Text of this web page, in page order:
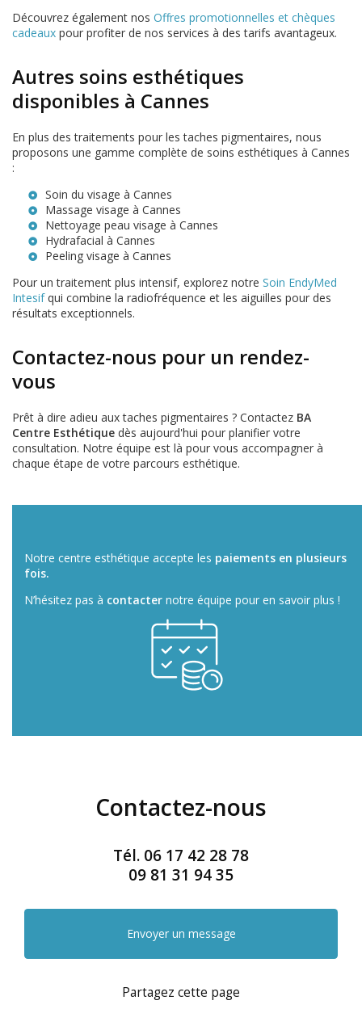
Découvrez également nos Offres promotionnelles et chèques
cadeaux pour profiter de nos services à des tarifs avantageux.
Autres soins esthétiques
disponibles à Cannes
En plus des traitements pour les taches pigmentaires, nous
proposons une gamme complète de soins esthétiques à Cannes
:
Soin du visage à Cannes
Massage visage à Cannes
Nettoyage peau visage à Cannes
Hydrafacial à Cannes
Peeling visage à Cannes
Pour un traitement plus intensif, explorez notre Soin EndyMed
Intesifqui combine la radiofréquence et les aiguilles pour des
résultats exceptionnels.
Contactez-nous pour un rendez-
vous
Prêt à dire adieu aux taches pigmentaires ? Contactez BA
Centre Esthétique dès aujourd'hui pour planifier votre
consultation. Notre équipe est là pour vous accompagner à
chaque étape de votre parcours esthétique.
Notre centre esthétique accepte les paiements en plusieurs
fois.
N’hésitez pas à contacter notre équipe pour en savoir plus !
Contactez-nous
Tél. 06 17 42 28 78
09 81 31 94 35
Envoyer un message
Partagez cette page